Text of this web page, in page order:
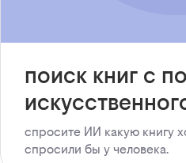
поиск книг с
спросите ИИ какую книгу
спросили бы у человека.